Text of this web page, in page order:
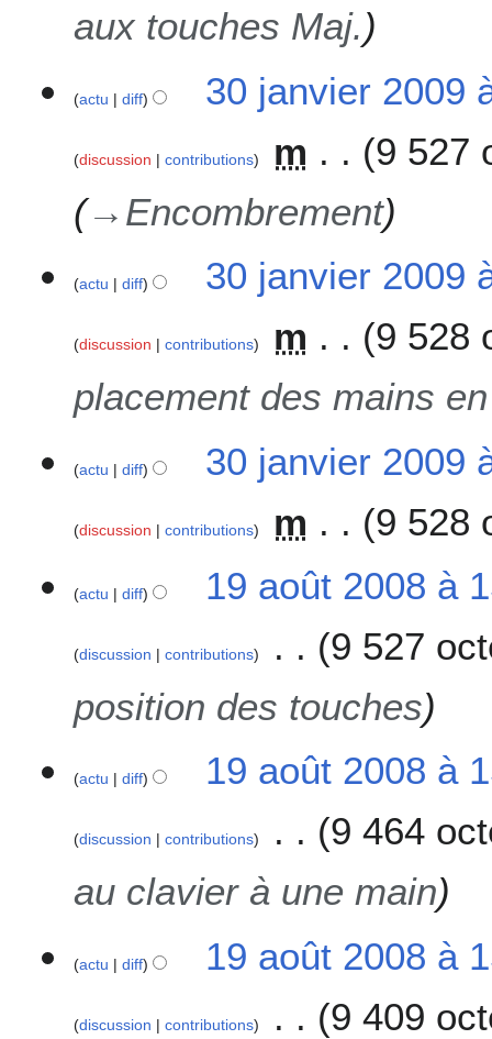
aux touches Maj.
actu diff 30 janvier 2009
discussion contributions m
9 527
→ Encombrement
actu diff 30 janvier 2009
discussion contributions m
9 528
placement des mains
actu diff 30 janvier 2009
discussion contributions m 9 528
u
n
é
s
m
e
m
i
i
9
0
actu diff 19 août 2008 à
discussion contributions
9 527
position des touches
actu diff 19 août 2008 à
discussion contributions
9 464
au clavier à une main
actu diff 19 août 2008 à
discussion contributions
9 409